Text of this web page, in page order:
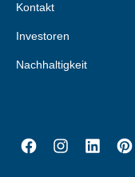
Kontakt
Investoren
Nachhaltigkeit